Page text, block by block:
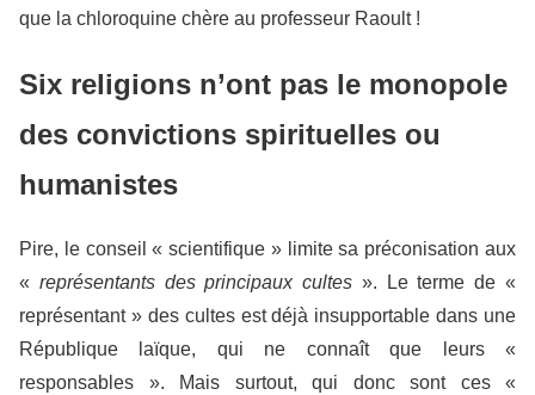
que la chloroquine chère au professeur Raoult !
Six religions n’ont pas le monopole
des convictions spirituelles ou
humanistes
Pire, le conseil « scientifique » limite sa préconisation aux
« représentants des principaux cultes ». Le terme de «
représentant » des cultes est déjà insupportable dans une
République laïque, qui ne connaît que leurs «
responsables ». Mais surtout, qui donc sont ces «